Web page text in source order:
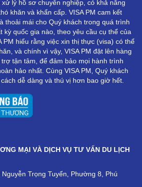
lý hồ sơ chuyên nghiệp, có khả năng
khăn và khẩn cấp. VISA PM cam kết
thoải mái cho Quý khách trong quá trình
kỳ quốc gia nào, theo yêu cầu cụ thể của
PM hiểu rằng việc xin thị thực (visa) có thể
và chính vì vậy, VISA PM đặt lên hàng
tận tâm, để đảm bảo mọi hành trình
hảo nhất. Cùng VISA PM, Quý khách
dễ dàng và thú vị hơn bao giờ hết.
MẠI VÀ DỊCH VỤ TƯ VẤN DU LỊCH
Trọng Tuyển, Phường 8, Phú